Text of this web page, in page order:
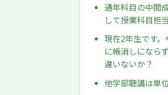
通年科目の中間
して授業科目担
現在2年生です
に帳消しになら
違いないか？
他学部聴講は単